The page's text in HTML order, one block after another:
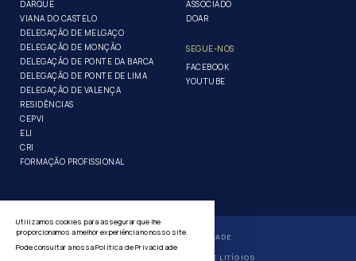
DARQUE
VIANA DO CASTELO
DELEGAÇÃO DE MELGAÇO
DELEGAÇÃO DE MONÇÃO
DELEGAÇÃO DE PONTE DA BARCA
DELEGAÇÃO DE PONTE DE LIMA
DELEGAÇÃO DE VALENÇA
RESIDÊNCIAS
CEPVI
ELI
CRI
FORMAÇÃO PROFISSIONAL
ASSOCIADO
DOAR
SEGUE-NOS
FACEBOOK
YOUTUBE
POLÍTICA DE PRIVACIDADE
GERIR COOKIES
RESOLUÇÃO ALTERNATIVA DE LITÍGIOS
Utilizamos cookies para assegurar que lhe
proporcionamos a melhor experiência no nosso site.
Pode consultar a nossaPolítica de Privacidade